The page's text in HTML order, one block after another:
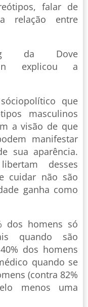
falar de
relação entre
da Dove
explicou a
que
masculinos
a visão de que
manifestar
sua aparência.
desses
cuidar não são
ganha como
dos homens só
quando são
dos homens
quando se
(contra 82%
menos uma